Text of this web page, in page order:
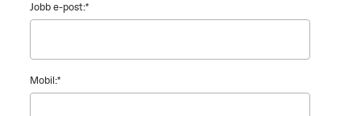
Jobb e-post:*
Mobil:*